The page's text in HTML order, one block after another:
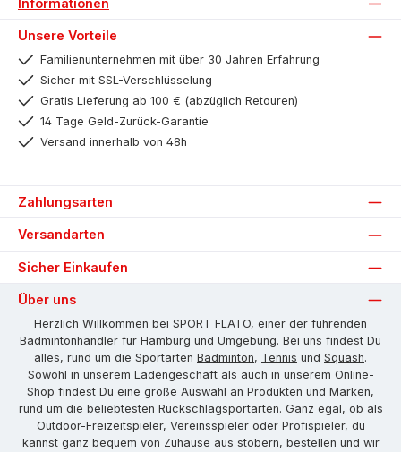
Unsere Vorteile
Familienunternehmen mit über 30 Jahren Erfahrung
Sicher mit SSL-Verschlüsselung
Gratis Lieferung ab 100 € (abzüglich Retouren)
14 Tage Geld-Zurück-Garantie
Versand innerhalb von 48h
Zahlungsarten
Versandarten
Sicher Einkaufen
Über uns
Herzlich Willkommen bei SPORT FLATO, einer der führenden
Badmintonhändler für Hamburg und Umgebung. Bei uns findest Du
alles, rund um die Sportarten Badminton, Tennis und Squash.
Sowohl in unserem Ladengeschäft als auch in unserem Online-
Shop findest Du eine große Auswahl an Produkten und Marken,
rund um die beliebtesten Rückschlagsportarten. Ganz egal, ob als
Outdoor-Freizeitspieler, Vereinsspieler oder Profispieler, du
kannst ganz bequem von Zuhause aus stöbern, bestellen und wir